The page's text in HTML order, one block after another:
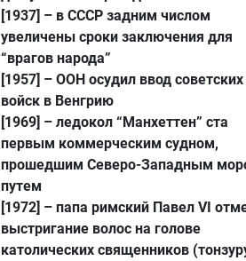
[1937] – в СССР задним числом
увеличены сроки заключения для
“врагов народа”
[1957] – ООН осудил ввод советских
войск в Венгрию
[1969] – ледокол “Манхеттен” ста
первым коммерческим судном,
прошедшим Северо-Западным
путем
[1972] – папа римский Павел VI
выстригание волос на голове
католических священников